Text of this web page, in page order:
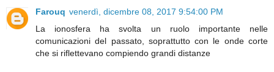
Farouq venerdì, dicembre 08, 2017 9:54:00 PM
La ionosfera ha svolta un ruolo importante nelle
comunicazioni del passato, soprattutto con le onde corte
che si riflettevano compiendo grandi distanze